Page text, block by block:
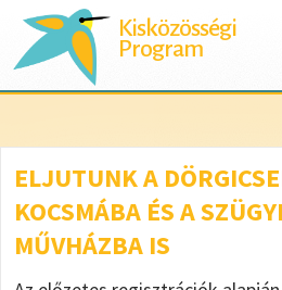
Kisközösségi
Program
ELJUTUNK A
KOCSMÁBA ÉS A SZÜGYI
MŰVHÁZBA IS